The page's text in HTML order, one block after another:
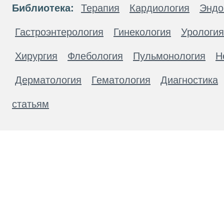
Библиотека: Терапия Кардиология
Гастроэнтерология Гинекология Урология
Хирургия Флебология Пульмонология
Дерматология Гематология Диагностика
статьям